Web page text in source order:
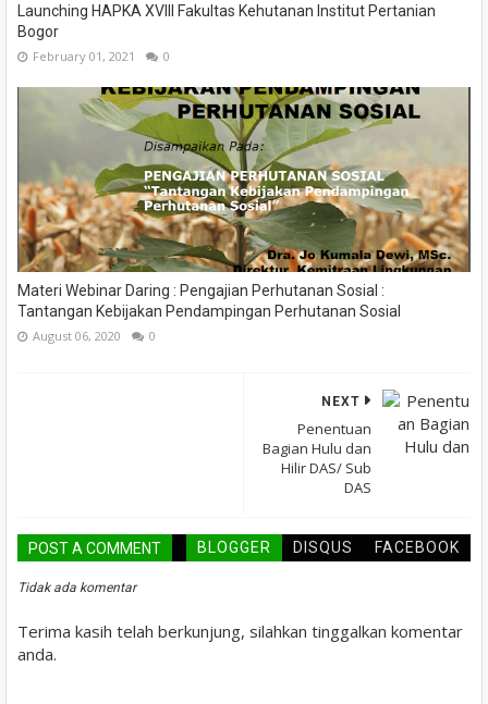
Launching HAPKA XVIII Fakultas Kehutanan Institut Pertanian
Bogor
February 01, 2021 0
Materi Webinar Daring : Pengajian Perhutanan Sosial :
Tantangan Kebijakan Pendampingan Perhutanan Sosial
August 06, 2020 0
NEXT
Penentuan
Bagian Hulu dan
Hilir DAS/ Sub
DAS
POST A COMMENT BLOGGER DISQUS FACEBOOK
Tidak ada komentar
Terima kasih telah berkunjung, silahkan tinggalkan komentar
anda.